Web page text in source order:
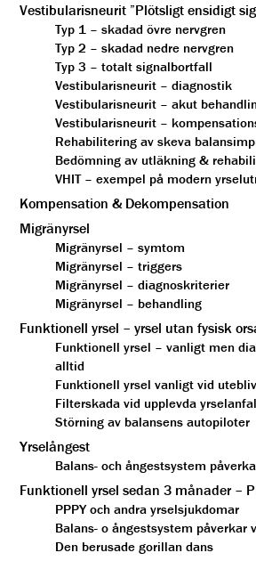
Vestibularisneurit ”Plötsligt ensidigt
Typ 1 – skadad övre nervgren
Typ 2 – skadad nedre nervgren
Typ 3 – totalt signalbortfall
Vestibularisneurit – diagnostik
Vestibularisneurit – akut
Vestibularisneurit –
Rehabilitering av skeva
Bedömning av utläkning &
VHIT – exempel på modern
Kompensation & Dekompensation
Migränyrsel
Migränyrsel – symtom
Migränyrsel – triggers
Migränyrsel – diagnoskriterier
Migränyrsel – behandling
Funktionell yrsel – yrsel utan fysisk
Funktionell yrsel – vanligt men
alltid
Funktionell yrsel vanligt vid
Filterskada vid upplevda
Störning av balansens autopiloter
Yrselångest
Balans- och ångestsystem
Funktionell yrsel sedan 3 månader –
PPPY och andra yrselsjukdomar
Balans- o ångestsystem påverkar
Den berusade gorillan dans